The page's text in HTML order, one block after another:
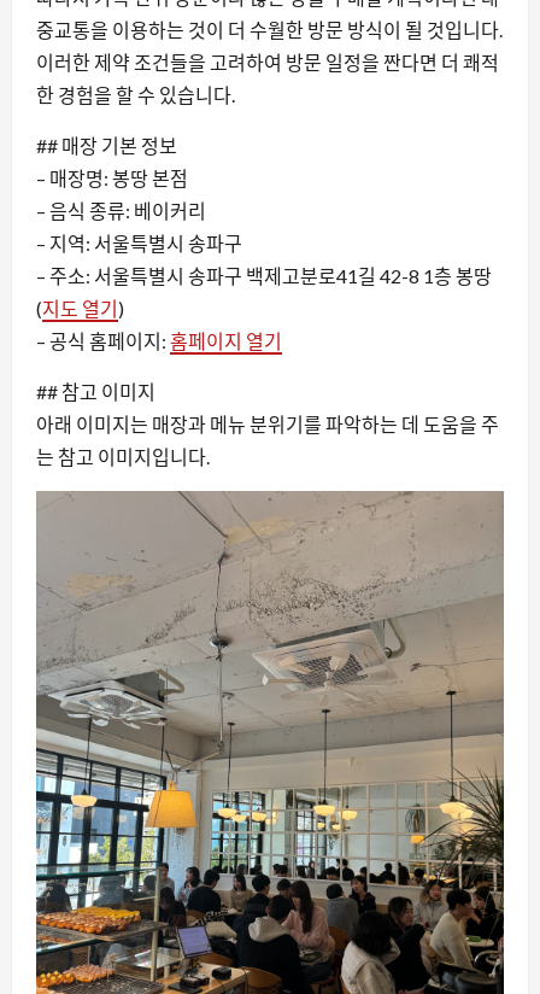
중교통을 이용하는 것이 더 수월한 방문 방식이 될 것입니다.
이러한 제약 조건들을 고려하여 방문 일정을 짠다면 더 쾌적
한 경험을 할 수 있습니다.
## 매장 기본 정보
– 매장명: 봉땅 본점
– 음식 종류: 베이커리
– 지역: 서울특별시 송파구
– 주소: 서울특별시 송파구 백제고분로41길 42-8 1층 봉땅
(지도 열기 )
– 공식 홈페이지: 홈페이지 열기
## 참고 이미지
아래 이미지는 매장과 메뉴 분위기를 파악하는 데 도움을 주
는 참고 이미지입니다.